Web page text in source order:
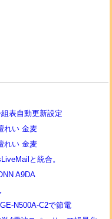
表自動更新設定
れい 金麦
れい 金麦
と統合。
A9DA
N500A-C2で節電